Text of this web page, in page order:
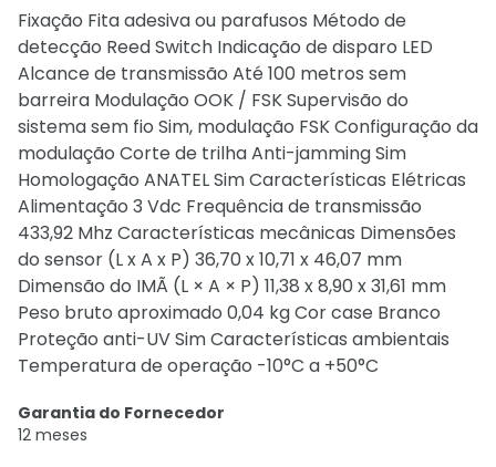
Fixação Fita adesiva ou parafusos Método de
detecção Reed Switch Indicação de disparo LED
Alcance de transmissão Até 100 metros sem
barreira Modulação OOK / FSK Supervisão do
sistema sem fio Sim, modulação FSK Configuração da
modulação Corte de trilha Anti-jamming Sim
Homologação ANATEL Sim Características Elétricas
Alimentação 3 Vdc Frequência de transmissão
433,92 Mhz Características mecânicas Dimensões
do sensor (L x A x P) 36,70 x 10,71 x 46,07 mm
Dimensão do IMÃ (L × A × P) 11,38 x 8,90 x 31,61 mm
Peso bruto aproximado 0,04 kg Cor case Branco
Proteção anti-UV Sim Características ambientais
Temperatura de operação -10°C a +50°C
Garantia do Fornecedor
12 meses